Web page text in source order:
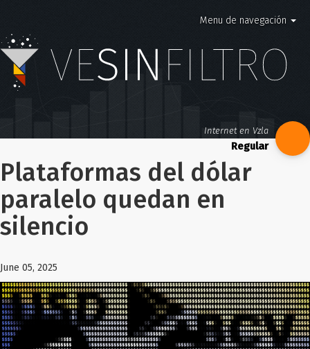
Internet en Vzla
Menu de navegación
Plataformas del dólar
paralelo quedan en
silencio
June 05, 2025